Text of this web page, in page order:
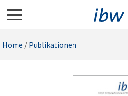
Home / Publikationen